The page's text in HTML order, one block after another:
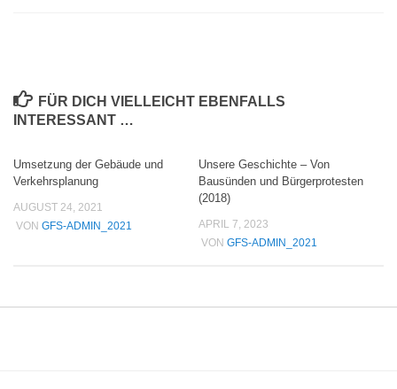
FÜR DICH VIELLEICHT EBENFALLS
INTERESSANT …
Umsetzung der Gebäude und
Verkehrsplanung
AUGUST 24, 2021
VON GFS-ADMIN_2021
Unsere Geschichte – Von
Bausünden und Bürgerprotesten
(2018)
APRIL 7, 2023
VON GFS-ADMIN_2021